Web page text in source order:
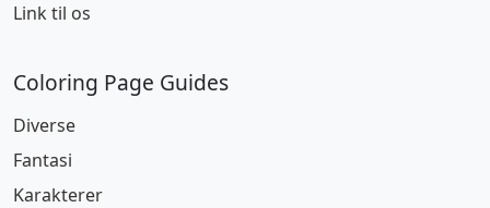
Link til os
Coloring Page Guides
Diverse
Fantasi
Karakterer